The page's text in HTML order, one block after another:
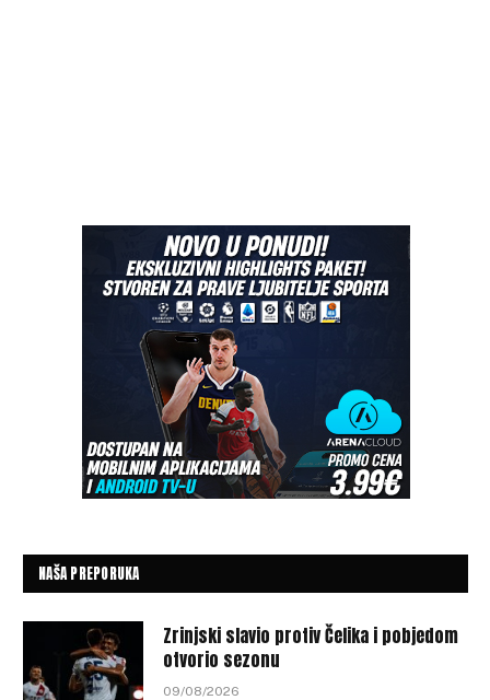
NAŠA PREPORUKA
Zrinjski slavio protiv Čelika i pobjedom
otvorio sezonu
09/08/2026